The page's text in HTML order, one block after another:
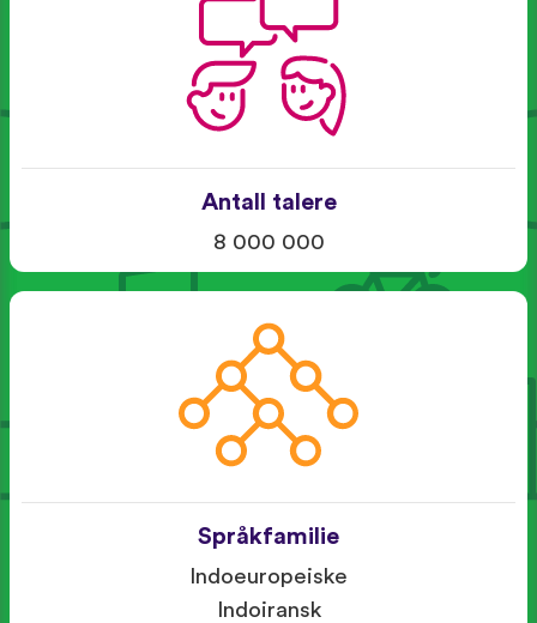
Antall talere
8 000 000
Språkfamilie
Indoeuropeiske
Indoiransk